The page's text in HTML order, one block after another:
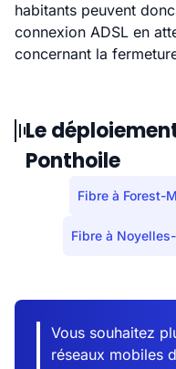
habitants peuvent
connexion ADSL en
concernant la
Le
Ponthoile
Fibre à Forest-
Fibre à
Vous souhaitez
réseaux mobiles